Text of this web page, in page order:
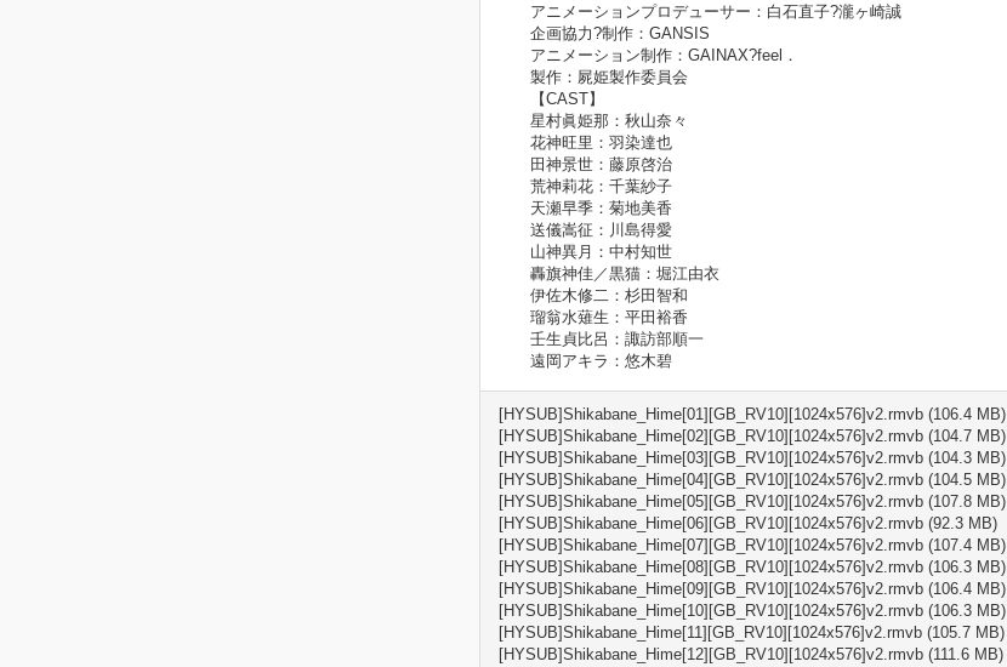
アニメーションプロデューサー：白石直子?瀧ヶ崎誠
企画協力?制作：GANSIS
アニメーション制作：GAINAX?feel．
製作：屍姫製作委員会
【CAST】
星村眞姫那：秋山奈々
花神旺里：羽染達也
田神景世：藤原啓治
荒神莉花：千葉紗子
天瀬早季：菊地美香
送儀嵩征：川島得愛
山神異月：中村知世
轟旗神佳／黒猫：堀江由衣
伊佐木修二：杉田智和
瑠翁水薙生：平田裕香
壬生貞比呂：諏訪部順一
遠岡アキラ：悠木碧
[HYSUB]Shikabane_Hime[01][GB_RV10][1024x576]v2.rmvb (106.4 MB)
[HYSUB]Shikabane_Hime[02][GB_RV10][1024x576]v2.rmvb (104.7 MB)
[HYSUB]Shikabane_Hime[03][GB_RV10][1024x576]v2.rmvb (104.3 MB)
[HYSUB]Shikabane_Hime[04][GB_RV10][1024x576]v2.rmvb (104.5 MB)
[HYSUB]Shikabane_Hime[05][GB_RV10][1024x576]v2.rmvb (107.8 MB)
[HYSUB]Shikabane_Hime[06][GB_RV10][1024x576]v2.rmvb (92.3 MB)
[HYSUB]Shikabane_Hime[07][GB_RV10][1024x576]v2.rmvb (107.4 MB)
[HYSUB]Shikabane_Hime[08][GB_RV10][1024x576]v2.rmvb (106.3 MB)
[HYSUB]Shikabane_Hime[09][GB_RV10][1024x576]v2.rmvb (106.4 MB)
[HYSUB]Shikabane_Hime[10][GB_RV10][1024x576]v2.rmvb (106.3 MB)
[HYSUB]Shikabane_Hime[11][GB_RV10][1024x576]v2.rmvb (105.7 MB)
[HYSUB]Shikabane_Hime[12][GB_RV10][1024x576]v2.rmvb (111.6 MB)